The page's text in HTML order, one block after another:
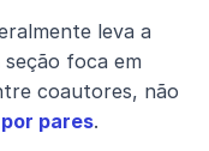
leva a
seção foca em
coautores, não
pares.